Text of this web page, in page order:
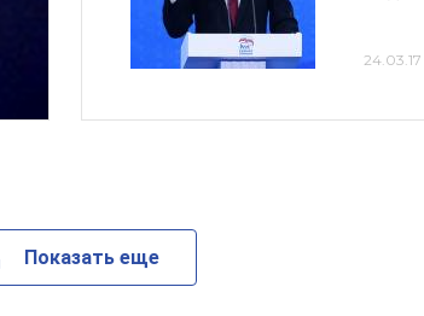
24.03.17
Показать еще